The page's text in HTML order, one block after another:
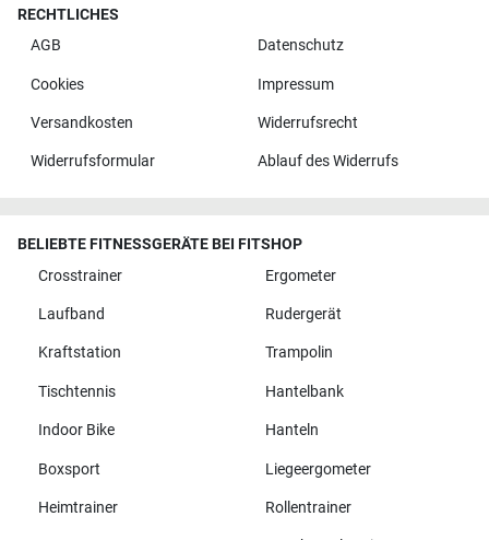
RECHTLICHES
AGB
Datenschutz
Cookies Impressum
Versandkosten Widerrufsrecht
Widerrufsformular Ablauf des Widerrufs
BELIEBTE FITNESSGERÄTE BEI FITSHOP
Crosstrainer
Ergometer
Laufband Rudergerät
Kraftstation Trampolin
Tischtennis Hantelbank
Indoor Bike Hanteln
Boxsport Liegeergometer
Heimtrainer Rollentrainer